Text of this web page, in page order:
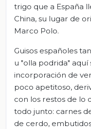
trigo que a España
China, su lugar de
Marco Polo.
Guisos españoles
u "olla podrida" aquí
incorporación de
poco apetitoso,
con los restos de lo
todo junto: carnes
de cerdo,